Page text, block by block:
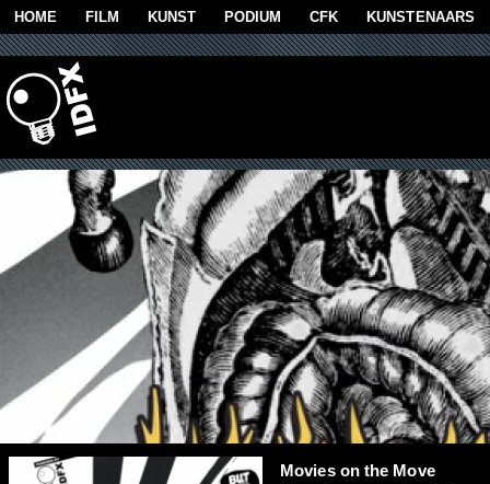
Overslaan en naar de algemene inhoud gaan
HOME FILM KUNST PODIUM CFK KUNSTENAARS
Movies on the Move